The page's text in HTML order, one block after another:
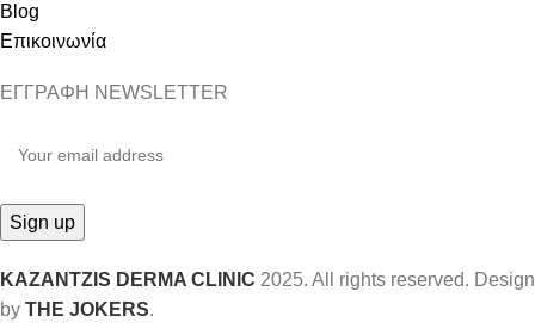
Blog
Επικοινωνία
ΕΓΓΡΑΦΗ NEWSLETTER
KAZANTZIS DERMA CLINIC 2025. All rights reserved. Design
by THE JOKERS.